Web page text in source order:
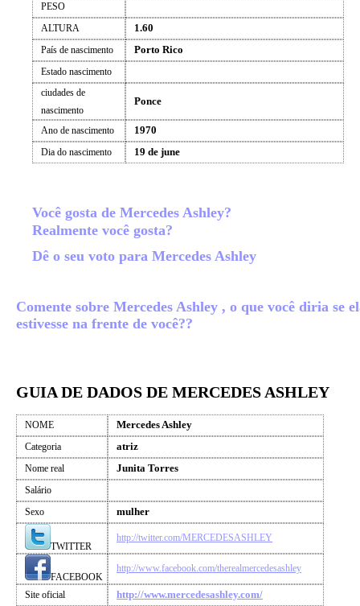
PESO
ALTURA
1.60
País de nascimento Porto Rico
Estado nascimento
ciudades de
nascimento
Ponce
Ano de nascimento 1970
Dia do nascimento 19 de june
Você gosta de Mercedes Ashley?
Realmente você gosta?
Dê o seu voto para Mercedes Ashley
Comente sobre Mercedes Ashley , o que você diria se
estivesse na frente de você??
GUIA DE DADOS DE MERCEDES ASHLEY
NOME Mercedes Ashley
Categoria atriz
Nome real Junita Torres
Salário
Sexo
mulher
TWITTER
http://twitter.com/MERCEDESASHLEY
FACEBOOK
http://www.facebook.com/therealmercedesashley
Site oficial http://www.mercedesashley.com/